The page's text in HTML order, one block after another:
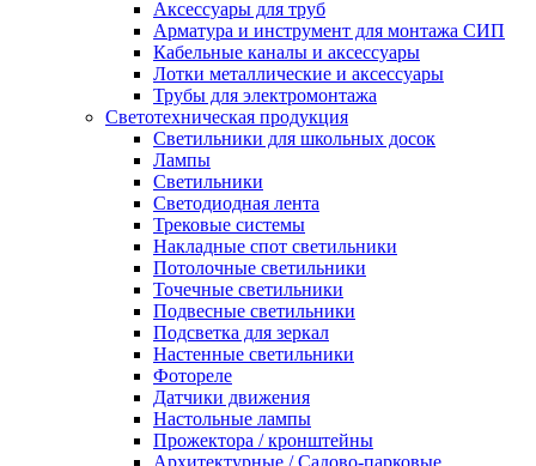
Аксессуары для труб
Арматура и инструмент для монтажа СИП
Кабельные каналы и аксессуары
Лотки металлические и аксессуары
Трубы для электромонтажа
Светотехническая продукция
Светильники для школьных досок
Лампы
Светильники
Светодиодная лента
Трековые системы
Накладные спот светильники
Потолочные светильники
Точечные светильники
Подвесные светильники
Подсветка для зеркал
Настенные светильники
Фотореле
Датчики движения
Настольные лампы
Прожектора / кронштейны
Архитектурные / Садово-парковые